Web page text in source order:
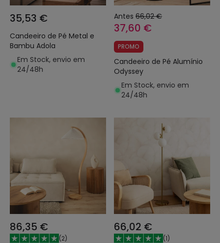
35,53 €
Candeeiro de Pé Metal e
Bambu Adola
Em Stock, envio em
24/48h
Antes 66,02 €
37,60 €
PROMO
Candeeiro de Pé Alumínio
Odyssey
Em Stock, envio em
24/48h
86,35 €
(2)
66,02 €
(1)